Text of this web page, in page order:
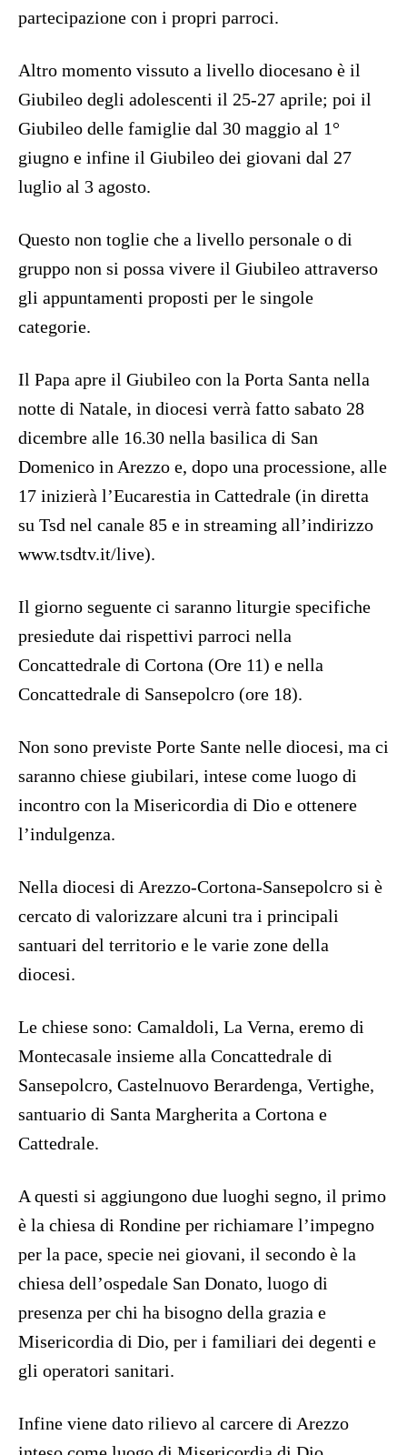
partecipazione con i propri parroci.
Altro momento vissuto a livello diocesano è il
Giubileo degli adolescenti il 25-27 aprile; poi il
Giubileo delle famiglie dal 30 maggio al 1°
giugno e infine il Giubileo dei giovani dal 27
luglio al 3 agosto.
Questo non toglie che a livello personale o di
gruppo non si possa vivere il Giubileo attraverso
gli appuntamenti proposti per le singole
categorie.
Il Papa apre il Giubileo con la Porta Santa nella
notte di Natale, in diocesi verrà fatto sabato 28
dicembre alle 16.30 nella basilica di San
Domenico in Arezzo e, dopo una processione, alle
17 inizierà l’Eucarestia in Cattedrale (in diretta
su Tsd nel canale 85 e in streaming all’indirizzo
www.tsdtv.it/live).
Il giorno seguente ci saranno liturgie specifiche
presiedute dai rispettivi parroci nella
Concattedrale di Cortona (Ore 11) e nella
Concattedrale di Sansepolcro (ore 18).
Non sono previste Porte Sante nelle diocesi, ma ci
saranno chiese giubilari, intese come luogo di
incontro con la Misericordia di Dio e ottenere
l’indulgenza.
Nella diocesi di Arezzo-Cortona-Sansepolcro si è
cercato di valorizzare alcuni tra i principali
santuari del territorio e le varie zone della
diocesi.
Le chiese sono: Camaldoli, La Verna, eremo di
Montecasale insieme alla Concattedrale di
Sansepolcro, Castelnuovo Berardenga, Vertighe,
santuario di Santa Margherita a Cortona e
Cattedrale.
A questi si aggiungono due luoghi segno, il primo
è la chiesa di Rondine per richiamare l’impegno
per la pace, specie nei giovani, il secondo è la
chiesa dell’ospedale San Donato, luogo di
presenza per chi ha bisogno della grazia e
Misericordia di Dio, per i familiari dei degenti e
gli operatori sanitari.
Infine viene dato rilievo al carcere di Arezzo